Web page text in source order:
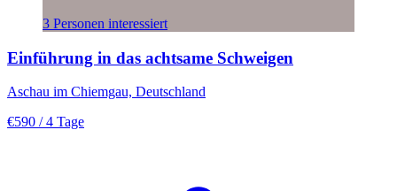
3 Personen interessiert
Einführung in das achtsame Schweigen
Aschau im Chiemgau, Deutschland
€590 / 4 Tage